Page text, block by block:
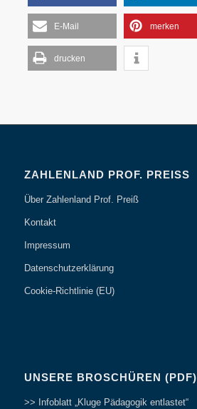
E-Mail merken
drucken
ZAHLENLAND PROF. PREISS
Über Zahlenland Prof. Preiß
Kontakt
Impressum
Datenschutzerklärung
Cookie-Richtlinie (EU)
UNSERE BROSCHÜREN (PDF)
>> Infoblatt „Kluge Pädagogik entlastet“